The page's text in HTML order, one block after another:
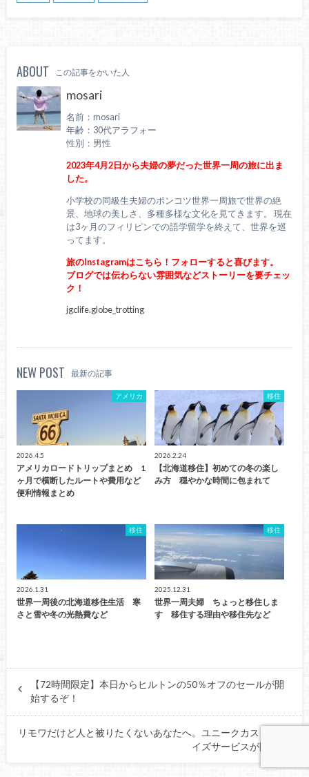
ABOUT この記事をかいた人
mosari
名前：mosari
年齢：30代アラフォー
性別：男性
2023年4月2日から夫婦の夢だった世界一周の旅に出ま
した。
小学校の同級生夫婦のポンコツ世界一周旅で世界の絶
景、地球の美しさ、多種多様な文化を見てきます。 現在
は3ヶ月のフィリピンでの語学留学を終えて、世界を巡
ってます。
旅のInstagramはこちら！フォローすると喜びます。
ブログでは伝わらない雰囲気などストーリーを要チェッ
ク！
jgclife.globe_trotting
NEW POST 最新の記事
アメリカ
2026.4.5
アメリカロードトリップまとめ 1
ヶ月で横断したルートや費用など
便利情報まとめ
移住
2026.2.24
【北海道移住】初めての冬の楽し
み方 穏やかな時間に包まれて
移住
2026.1.31
世界一周後の北海道移住生活 寒
さと雪や冬の光熱費など
移住
2025.12.31
世界一周夫婦 ちょっと移住しま
す 移住する理由や移住先など
【72時間限定】本日からヒルトンの50％オフのセールが開
始するぞ！
リモワだけど人と被りたくないあなたへ。ユニークカスタマ
イズサービスが開始